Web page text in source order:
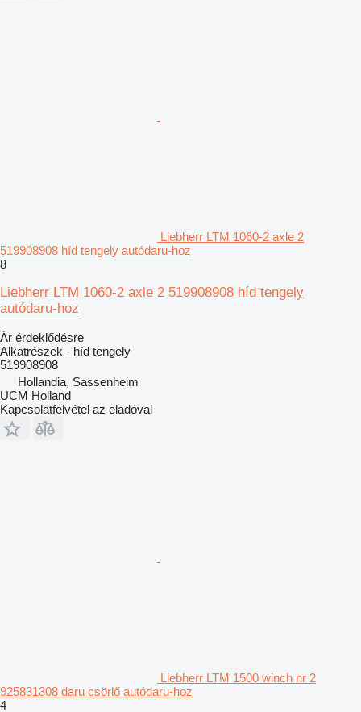
Liebherr LTM 1060-2 axle 2
519908908 híd tengely autódaru-hoz
8
Liebherr LTM 1060-2 axle 2 519908908 híd tengely
autódaru-hoz
Ár érdeklődésre
Alkatrészek - híd tengely
519908908
Hollandia, Sassenheim
UCM Holland
Kapcsolatfelvétel az eladóval
Liebherr LTM 1500 winch nr 2
925831308 daru csörlő autódaru-hoz
4